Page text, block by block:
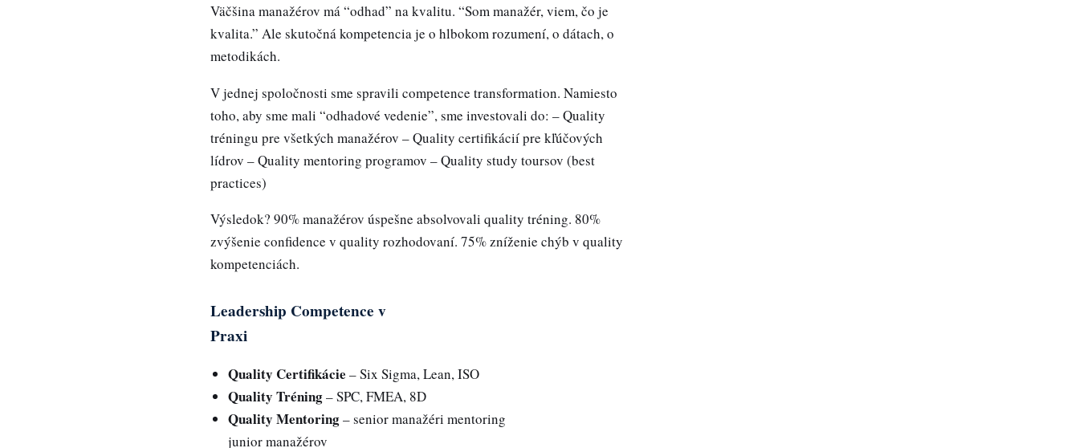
Väčšina manažérov má “odhad” na kvalitu. “Som manažér, viem, čo je
kvalita.” Ale skutočná kompetencia je o hlbokom rozumení, o dátach, o
metodikách.
V jednej spoločnosti sme spravili competence transformation. Namiesto
toho, aby sme mali “odhadové vedenie”, sme investovali do: – Quality
tréningu pre všetkých manažérov – Quality certifikácií pre kľúčových
lídrov – Quality mentoring programov – Quality study toursov (best
practices)
Výsledok? 90% manažérov úspešne absolvovali quality tréning. 80%
zvýšenie confidence v quality rozhodovaní. 75% zníženie chýb v quality
kompetenciách.
Leadership Competence v
Praxi
Quality Certifikácie – Six Sigma, Lean, ISO
Quality Tréning– SPC, FMEA, 8D
Quality Mentoring– senior manažéri mentoring
junior manažérov